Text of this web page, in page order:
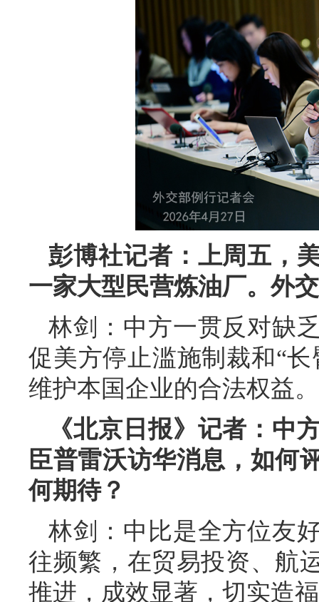
彭博社记者：上周五，
一家大型民营炼油厂。外
林剑：中方一贯反对缺
促美方停止滥施制裁和“
维护本国企业的合法权益。
《北京日报》记者：中
臣普雷沃访华消息，如何
何期待？
林剑：中比是全方位友
往频繁，在贸易投资、航
推进，成效显著，切实造